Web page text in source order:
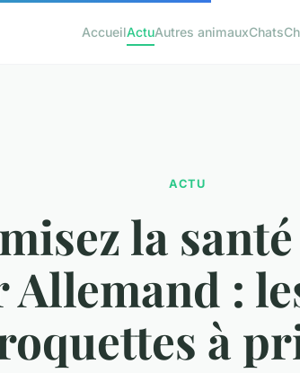
AccueilActuAutres animauxChats
ACTU
la
Allemand :
à